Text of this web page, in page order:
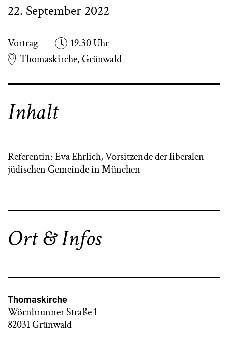
22. September 2022
Vortrag
19.30 Uhr
Thomaskirche, Grünwald
Inhalt
Referentin: Eva Ehrlich, Vorsitzende der liberalen
jüdischen Gemeinde in München
Ort & Infos
Thomaskirche
Wörnbrunner Straße 1
82031 Grünwald